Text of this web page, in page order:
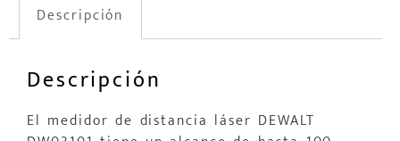
Descripción
Descripción
El medidor de distancia láser DEWALT